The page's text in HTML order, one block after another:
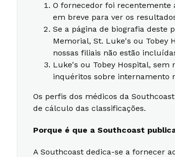
O fornecedor foi recentemente
em breve para ver os
Se a página de biografia deste
Memorial, St. Luke's ou Tobey
nossas filiais não estão
Luke's ou Tobey Hospital,
inquéritos sobre internamento
Os perfis dos médicos da
de cálculo das classificações.
Porque é que a Southcoast
A Southcoast dedica-se a fornecer